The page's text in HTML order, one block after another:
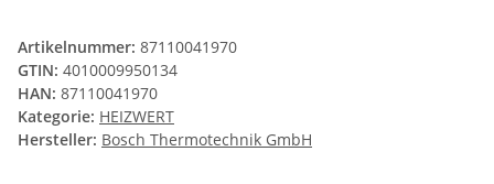
Artikelnummer: 87110041970
GTIN: 4010009950134
HAN: 87110041970
Kategorie: HEIZWERT
Hersteller: Bosch Thermotechnik GmbH